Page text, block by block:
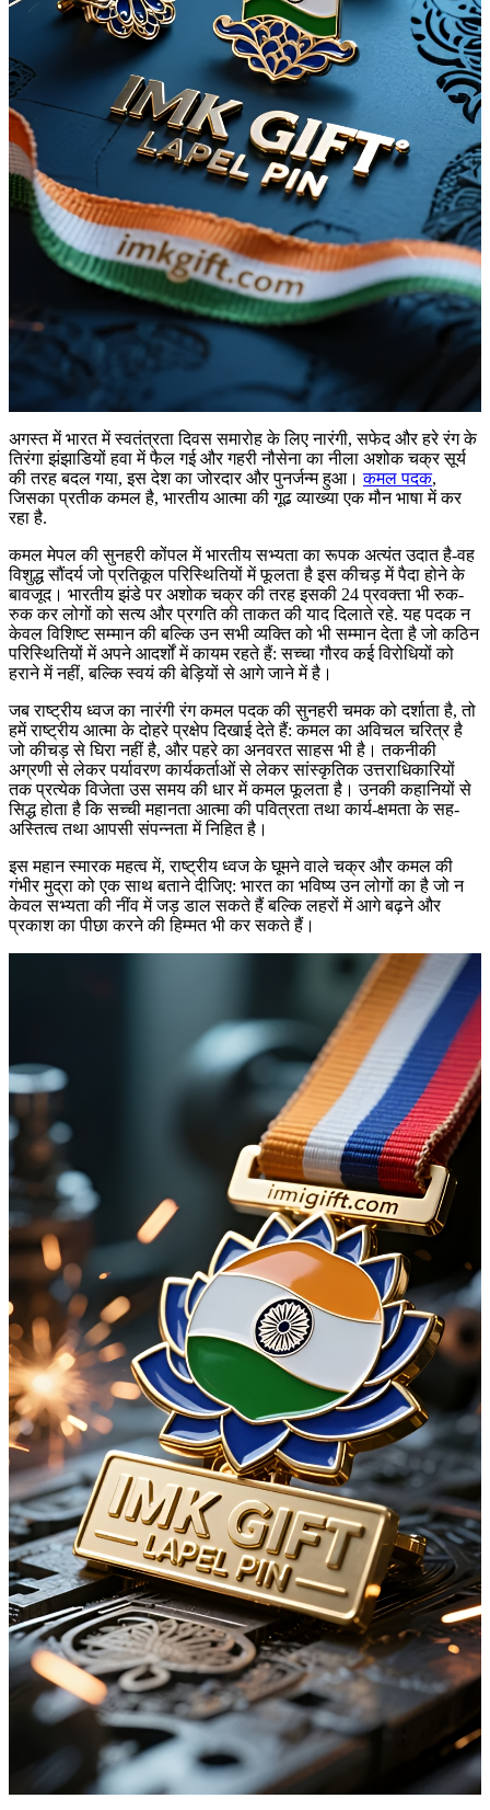
अगस्त में भारत में स्वतंत्रता दिवस समारोह के लिए नारंगी, सफेद और हरे रंग के
तिरंगा झंझाडियों हवा में फैल गई और गहरी नौसेना का नीला अशोक चक्र सूर्य
की तरह बदल गया, इस देश का जोरदार और पुनर्जन्म हुआ।कमल पदक,
जिसका प्रतीक कमल है, भारतीय आत्मा की गूढ व्याख्या एक मौन भाषा में कर
रहा है.
कमल मेपल की सुनहरी कोंपल में भारतीय सभ्यता का रूपक अत्यंत उदात है-वह
विशुद्ध सौंदर्य जो प्रतिकूल परिस्थितियों में फूलता है इस कीचड़ में पैदा होने के
बावजूद। भारतीय झंडे पर अशोक चक्र की तरह इसकी 24 प्रवक्ता भी रुक-
रुक कर लोगों को सत्य और प्रगति की ताकत की याद दिलाते रहे. यह पदक न
केवल विशिष्ट सम्मान की बल्कि उन सभी व्यक्ति को भी सम्मान देता है जो कठिन
परिस्थितियों में अपने आदर्शों में कायम रहते हैं: सच्चा गौरव कई विरोधियों को
हराने में नहीं, बल्कि स्वयं की बेड़ियों से आगे जाने में है।
जब राष्ट्रीय ध्वज का नारंगी रंग कमल पदक की सुनहरी चमक को दर्शाता है, तो
हमें राष्ट्रीय आत्मा के दोहरे प्रक्षेप दिखाई देते हैं: कमल का अविचल चरित्र है
जो कीचड़ से घिरा नहीं है, और पहरे का अनवरत साहस भी है। तकनीकी
अग्रणी से लेकर पर्यावरण कार्यकर्ताओं से लेकर सांस्कृतिक उत्तराधिकारियों
तक प्रत्येक विजेता उस समय की धार में कमल फूलता है। उनकी कहानियों से
सिद्ध होता है कि सच्ची महानता आत्मा की पवित्रता तथा कार्य-क्षमता के सह-
अस्तित्व तथा आपसी संपन्नता में निहित है।
इस महान स्मारक महत्व में, राष्ट्रीय ध्वज के घूमने वाले चक्र और कमल की
गंभीर मुद्रा को एक साथ बताने दीजिए: भारत का भविष्य उन लोगों का है जो न
केवल सभ्यता की नींव में जड़ डाल सकते हैं बल्कि लहरों में आगे बढ़ने और
प्रकाश का पीछा करने की हिम्मत भी कर सकते हैं।